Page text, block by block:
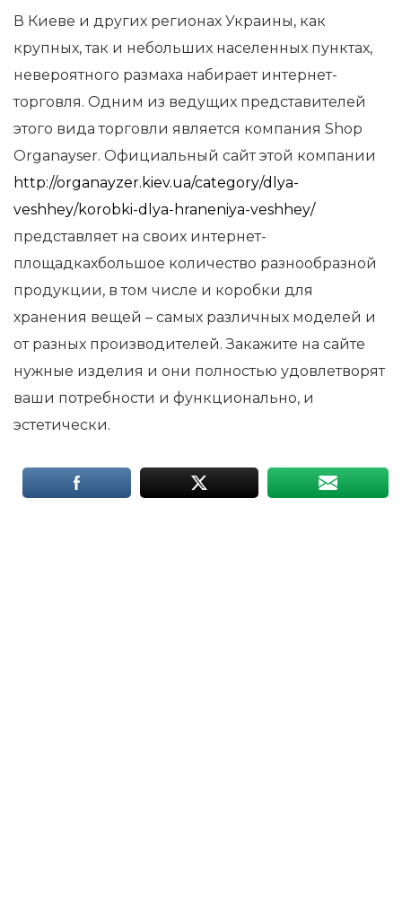
В Киеве и других регионах Украины, как
крупных, так и небольших населенных пунктах,
невероятного размаха набирает интернет-
торговля. Одним из ведущих представителей
этого вида торговли является компания Shop
Organayser. Официальный сайт этой компании
http://organayzer.kiev.ua/category/dlya-
veshhey/korobki-dlya-hraneniya-veshhey/
представляет на своих интернет-
площадкахбольшое количество разнообразной
продукции, в том числе и коробки для
хранения вещей – самых различных моделей и
от разных производителей. Закажите на сайте
нужные изделия и они полностью удовлетворят
ваши потребности и функционально, и
эстетически.